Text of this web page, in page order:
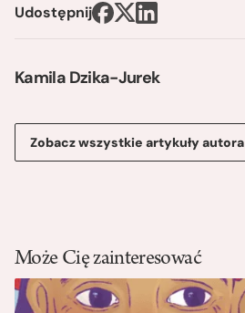
Kamila Dzika-Jurek
Zobacz wszystkie artykuły autora
Udostępnij
Może Cię zainteresować